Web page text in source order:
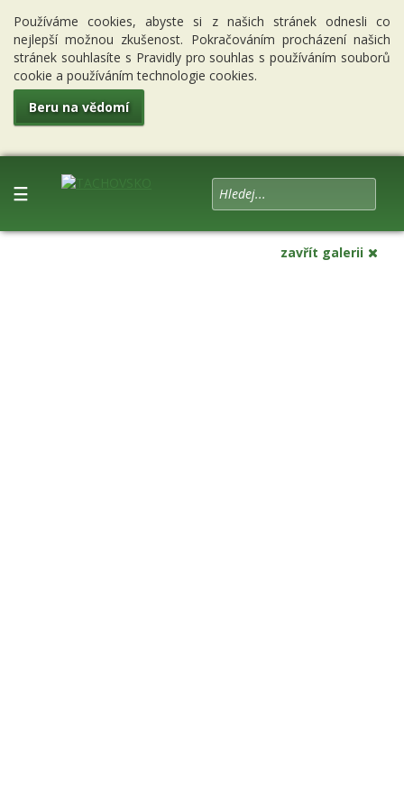
Používáme cookies, abyste si z našich stránek odnesli co
nejlepší možnou zkušenost. Pokračováním procházení našich
stránek souhlasíte s Pravidly pro souhlas s používáním souborů
cookie a používáním technologie cookies.
Beru na vědomí
☰
zavřít galerii